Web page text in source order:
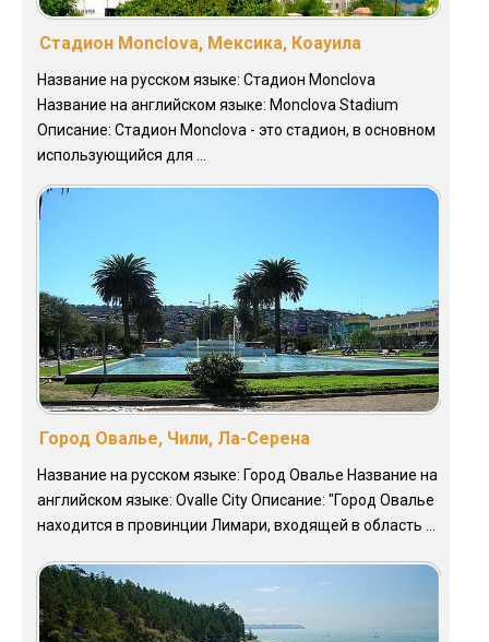
Стадион Monclova, Мексика, Коауила
Название на русском языке: Стадион Monclova
Название на английском языке: Monclova Stadium
Описание: Стадион Monclova - это стадион, в основном
использующийся для ...
Город Овалье, Чили, Ла-Серена
Название на русском языке: Город Овалье Название на
английском языке: Ovalle City Описание: "Город Овалье
находится в провинции Лимари, входящей в область ...